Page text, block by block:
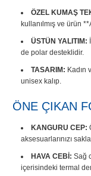
ÖZEL KUMAŞ
kullanılmış ve ürün
ÜSTÜN YALITIM:
de polar desteklidir.
TASARIM: Kadın
unisex kalıp.
ÖNE ÇIKAN
KANGURU CEP:
aksesuarlarınızı
HAVA CEBİ: Sağ
içerisindeki termal